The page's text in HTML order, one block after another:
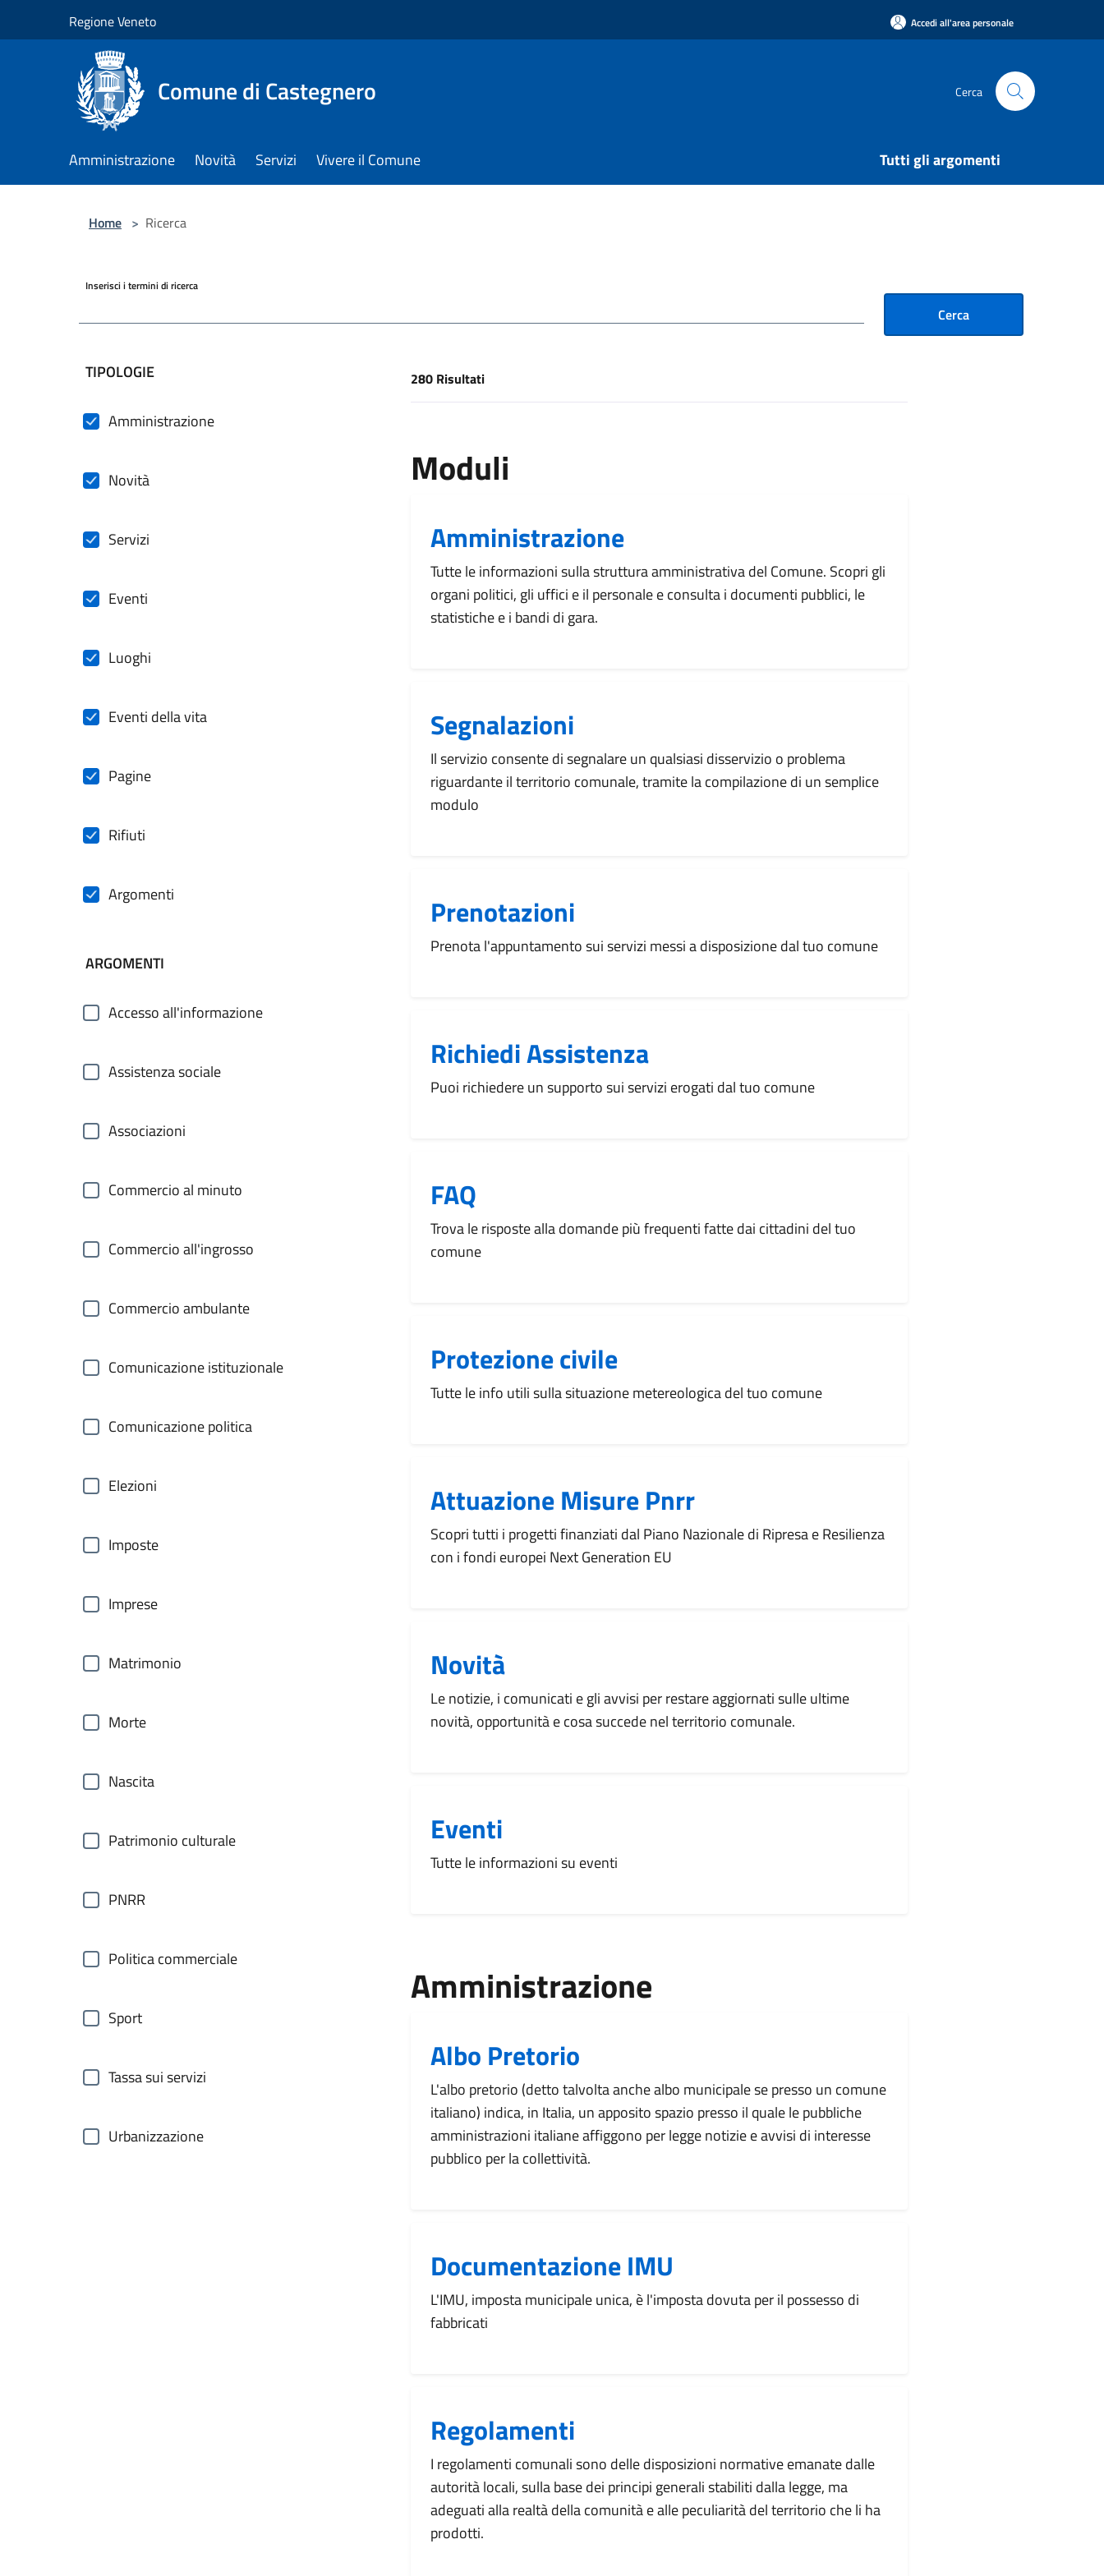
Regione Veneto Accedi all'area personale
Comune di Castegnero Cerca
Amministrazione Novità Servizi Vivere il Comune Tutti gli argomenti
Home > Ricerca
Inserisci i termini di ricerca
Cerca
filtri da applicare
TIPOLOGIE
Amministrazione
Novità
Servizi
Eventi
Luoghi
Eventi della vita
Pagine
Rifiuti
Argomenti
ARGOMENTI
Accesso all'informazione
Assistenza sociale
Associazioni
Commercio al minuto
Commercio all'ingrosso
Commercio ambulante
Comunicazione istituzionale
Comunicazione politica
Elezioni
Imposte
Imprese
Matrimonio
Morte
Nascita
Patrimonio culturale
PNRR
Politica commerciale
Sport
Tassa sui servizi
Urbanizzazione
[results] Risultati
280 Risultati
Moduli
Amministrazione
Tutte le informazioni sulla struttura amministrativa del Comune. Scopri gli
organi politici, gli uffici e il personale e consulta i documenti pubblici, le
statistiche e i bandi di gara.
Segnalazioni
Il servizio consente di segnalare un qualsiasi disservizio o problema
riguardante il territorio comunale, tramite la compilazione di un semplice
modulo
Prenotazioni
Prenota l'appuntamento sui servizi messi a disposizione dal tuo comune
Richiedi Assistenza
Puoi richiedere un supporto sui servizi erogati dal tuo comune
FAQ
Trova le risposte alla domande più frequenti fatte dai cittadini del tuo
comune
Protezione civile
Tutte le info utili sulla situazione metereologica del tuo comune
Attuazione Misure Pnrr
Scopri tutti i progetti finanziati dal Piano Nazionale di Ripresa e Resilienza
con i fondi europei Next Generation EU
Novità
Le notizie, i comunicati e gli avvisi per restare aggiornati sulle ultime
novità, opportunità e cosa succede nel territorio comunale.
Eventi
Tutte le informazioni su eventi
Amministrazione
Albo Pretorio
L'albo pretorio (detto talvolta anche albo municipale se presso un comune
italiano) indica, in Italia, un apposito spazio presso il quale le pubbliche
amministrazioni italiane affiggono per legge notizie e avvisi di interesse
pubblico per la collettività.
Documentazione IMU
L'IMU, imposta municipale unica, è l'imposta dovuta per il possesso di
fabbricati
Regolamenti
I regolamenti comunali sono delle disposizioni normative emanate dalle
autorità locali, sulla base dei principi generali stabiliti dalla legge, ma
adeguati alla realtà della comunità e alle peculiarità del territorio che li ha
prodotti.